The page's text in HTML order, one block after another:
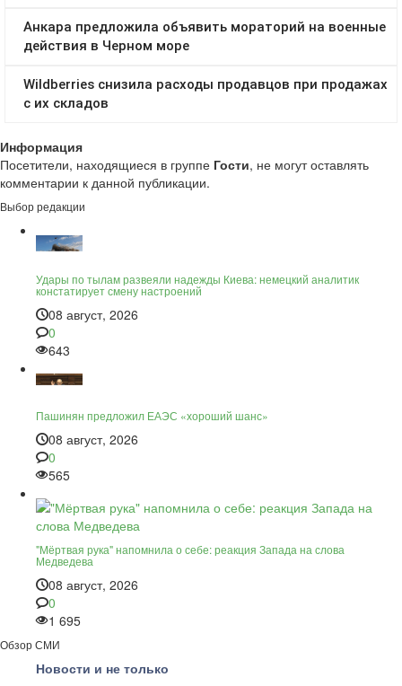
Информация
Посетители, находящиеся в группе Гости, не могут оставлять
комментарии к данной публикации.
Выбор редакции
Удары по тылам развеяли надежды Киева: немецкий аналитик
констатирует смену настроений
08 август, 2026
0
643
Пашинян предложил ЕАЭС «хороший шанс»
08 август, 2026
0
565
"Мёртвая рука" напомнила о себе: реакция Запада на слова
Медведева
08 август, 2026
0
1 695
Обзор СМИ
Новости и не только